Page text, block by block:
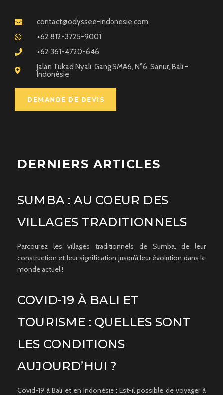
DERNIERS ARTICLES
SUMBA : AU COEUR DES
VILLAGES TRADITIONNELS
Parcourez les villages traditionnels de Sumba, de leur
construction et leur signification jusqu’à leur évolution dans le
monde actuel !
COVID-19 À BALI ET
TOURISME : QUELLES SONT
LES CONDITIONS
AUJOURD’HUI ?
Covid-19 à Bali et en Indonésie : Est-il possible de voyager à
contact@odyssee-indonesie.com
+62 812-3725-9001
+62 361-4720-646
Jalan Tukad Nyali, Gang SMA6, N°6, Sanur, Bali -
Indonésie
DEMANDE DE DEVIS